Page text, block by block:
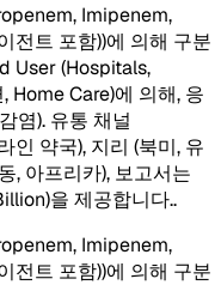
Imipenem,
전트 포함))에 의해 구분
User (Hospitals,
Care)에 의해, 응
염). 유통 채널
인 약국), 지리 (북미, 유
, 아프리카), 보고서는
을 제공합니다..
Imipenem,
전트 포함))에 의해 구분